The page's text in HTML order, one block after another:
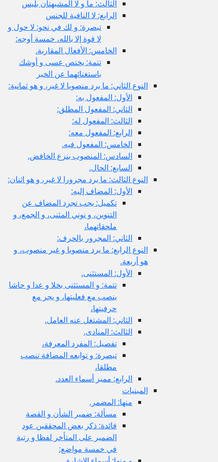
الثالث: ما و لا المشبهتان بليس
الرابع: لا النافية للجنس
تبصرة: و لك في نحو: لا حول و
لا قوة إلا بالله، خمسة أوجه:
الخامس: الأفعال المقاربة.
تتمة: يختص عسى و أوشك
باستغنائهما عن الخبر
النوع الثاني: ما يرد منصوبا لا غير، و هو ثمانية:
الأول: المفعول به:
الثاني: المفعول المطلق:
الثالث: المفعول له:
الرابع: المفعول معه:
الخامس: المفعول فيه.
السادس: المنصوب بنزع الخافض.
السابع: الحال.
النوع الثالث: ما يرد مجرورا لا غير، و هو اثنان:
الأول: المضاف إليه:
تكميل: يجب تجرد المضاف عن
التنوين، و نوني المثنى، و الجمع، و
ملحقاتهما،
الثاني: المجرور بالحرف:
النوع الرابع: ما يرد منصوبا و غير منصوب، و
هو أربعة.
الأول: المستثنى.
تتمة: و المستثنى بخلا و عدا و حاشا
ينصب مع فعليتها، و يجر مع
حرفيتها،
الثاني: المشتغل عنه العامل.
الثالث: المنادى.
تفصيل: المفرد المعرفة،
تبصرة: و توابعه المضافة تنصب
مطلقا،
الرابع: مميز أسماء العدد.
المبنيات
منها: المضمر.
مسألة: ضمير الشأن و القصة
فائدة: ذكر بعض المحققين عود
الضمير على المتأخر لفظا و رتبة
في خمسة مواضع: